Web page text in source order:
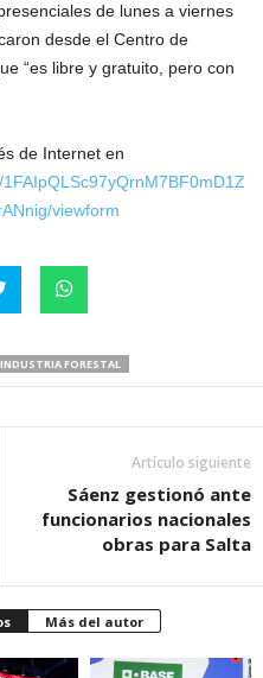
de lunes a viernes
desde el Centro de
“es libre y gratuito, pero con
de Internet en
viewform
INDUSTRIA FORESTAL
Artículo siguiente
Sáenz gestionó ante
funcionarios nacionales
obras para Salta
Más del autor